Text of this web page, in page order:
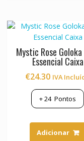
Mystic Rose Goloka
Essencial Caixa
€24.30 IVA
+24Pontos
Adicionar